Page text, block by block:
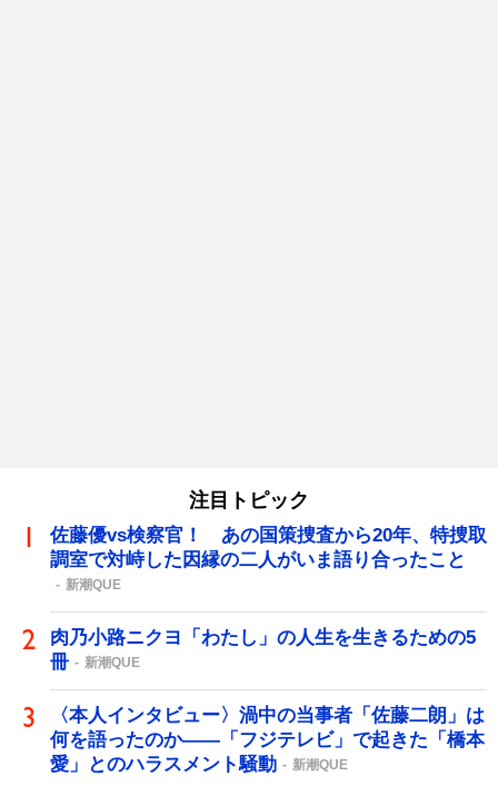
注目トピック
佐藤優vs検察官！ あの国策捜査から20年、特捜取
調室で対峙した因縁の二人がいま語り合ったこと
新潮QUE
肉乃小路ニクヨ「わたし」の人生を生きるための5
冊
新潮QUE
〈本人インタビュー〉渦中の当事者「佐藤二朗」は
何を語ったのか――「フジテレビ」で起きた「橋本
愛」とのハラスメント騒動
新潮QUE